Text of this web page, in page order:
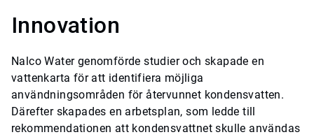
Innovation
Nalco Water genomförde studier och skapade en
vattenkarta för att identifiera möjliga
användningsområden för återvunnet kondensvatten.
Därefter skapades en arbetsplan, som ledde till
rekommendationen att kondensvattnet skulle användas